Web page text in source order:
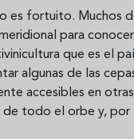
es fortuito. Muchos
para
que es el
algunas de las
accesibles en
de todo el orbe y,